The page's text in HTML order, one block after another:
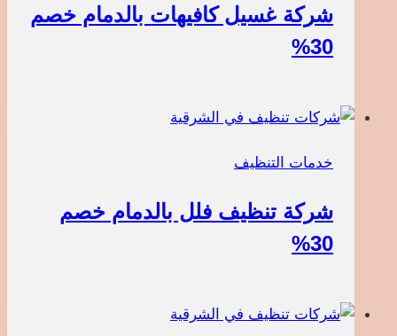
شركة غسيل كافيهات بالدمام خصم
30%
خدمات التنظيف
شركة تنظيف فلل بالدمام خصم
30%